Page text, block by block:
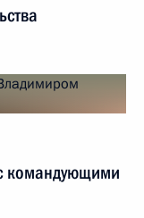
командующими